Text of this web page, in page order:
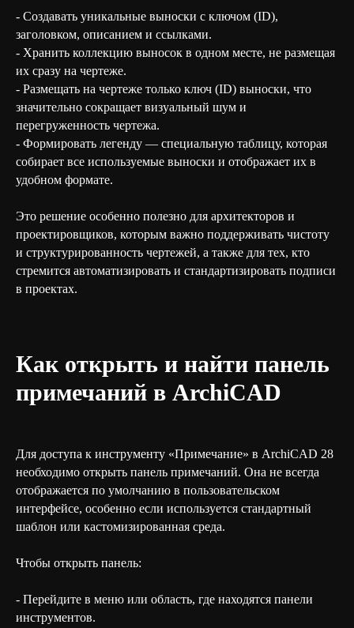
- Создавать уникальные выноски с ключом (ID),
заголовком, описанием и ссылками.
- Хранить коллекцию выносок в одном месте, не размещая
их сразу на чертеже.
- Размещать на чертеже только ключ (ID) выноски, что
значительно сокращает визуальный шум и
перегруженность чертежа.
- Формировать легенду — специальную таблицу, которая
собирает все используемые выноски и отображает их в
удобном формате.
Это решение особенно полезно для архитекторов и
проектировщиков, которым важно поддерживать чистоту
и структурированность чертежей, а также для тех, кто
стремится автоматизировать и стандартизировать подписи
в проектах.
Как открыть и найти панель
примечаний в ArchiCAD
Для доступа к инструменту «Примечание» в ArchiCAD 28
необходимо открыть панель примечаний. Она не всегда
отображается по умолчанию в пользовательском
интерфейсе, особенно если используется стандартный
шаблон или кастомизированная среда.
Чтобы открыть панель:
- Перейдите в меню или область, где находятся панели
инструментов.